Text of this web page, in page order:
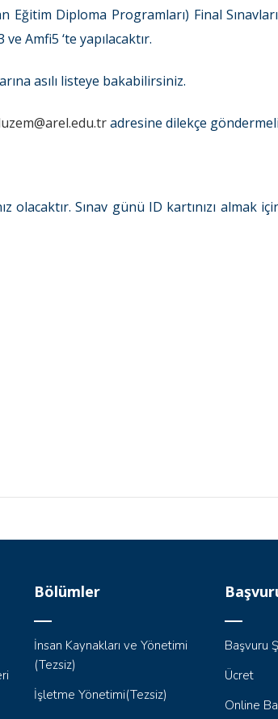
Diploma Programları) Final
Amfi5 ‘te yapılacaktır.
asılı listeye bakabilirsiniz.
adresine dilekçe
Sınav günü ID kartınızı almak
Bölümler
İnsan Kaynakları ve Yönetimi
(Tezsiz)
İşletme Yönetimi(Tezsiz)
Başvuru
Ücret
Online